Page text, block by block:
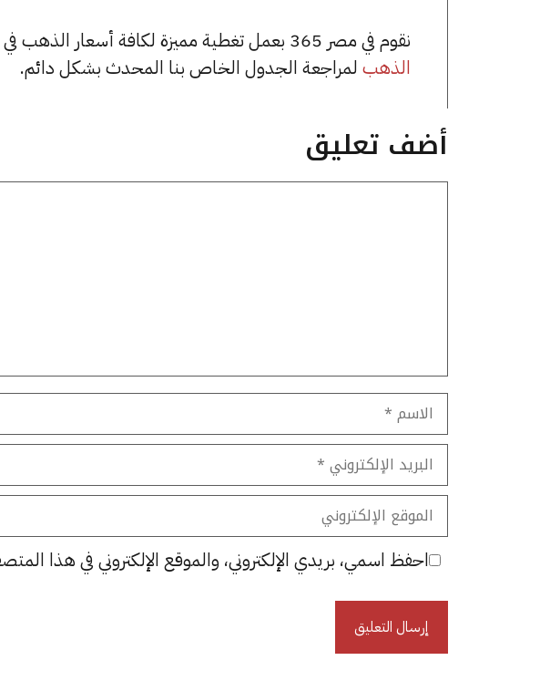
نقوم في مصر 365 بعمل تغطية مميزة لكافة أسعار الذهب في مصر، يمكنك الاطلاع على صفحة
الذهب لمراجعة الجدول الخاص بنا المحدث بشكل دائم.
أضف تعليق
الاسم
البريد
الإلكتروني
الموقع
الإلكتروني
احفظ اسمي، بريدي الإلكتروني، والموقع الإلكتروني في هذا